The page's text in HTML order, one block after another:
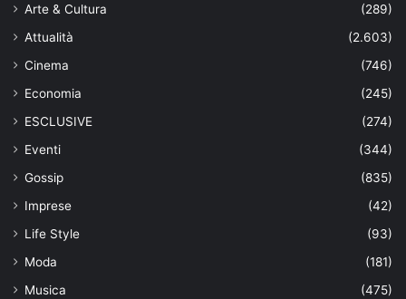
Arte & Cultura
(289)
Attualità
(2.603)
Cinema
(746)
Economia
(245)
ESCLUSIVE
(274)
Eventi
(344)
Gossip
(835)
Imprese
(42)
Life Style
(93)
Moda
(181)
Musica
(475)